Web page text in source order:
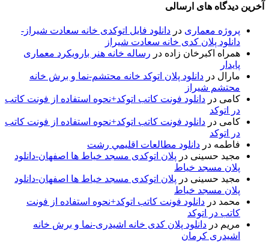
آخرین دیدگاه های ارسالی
پروژه معماری در دانلود فایل اتوکدی خانه سعادت شیراز-
دانلود پلان کدی خانه سعادت شیراز
همراه اکبرخان زاده در رساله خانه هنر بارویکرد معماری
پایدار
مارال در دانلود پلان اتوکد خانه محتشم-نما و برش خانه
محتشم شیراز
کامی در دانلود فونت کاتب اتوکد+نحوه استفاده از فونت کاتب
در اتوکد
کامی در دانلود فونت کاتب اتوکد+نحوه استفاده از فونت کاتب
در اتوکد
فاطمه در دانلود مطالعات اقليمي رشت
مجید حسینی در پلان اتوکدی مسجد خیاط ها اصفهان-دانلود
پلان مسجد خیاط
مجید حسینی در پلان اتوکدی مسجد خیاط ها اصفهان-دانلود
پلان مسجد خیاط
محمد در دانلود فونت کاتب اتوکد+نحوه استفاده از فونت
کاتب در اتوکد
مریم در دانلود پلان کدی خانه اشیدری-نما و برش خانه
اشیدری کرمان